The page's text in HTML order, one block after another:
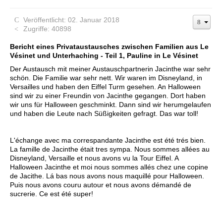
Veröffentlicht: 02. Januar 2018
Zugriffe: 40898
Bericht eines Privataustausches zwischen Familien aus Le
Vésinet und Unterhaching - Teil 1, Pauline in Le Vésinet
Der Austausch mit meiner Austauschpartnerin Jacinthe war sehr
schön. Die Familie war sehr nett. Wir waren im Disneyland, in
Versailles und haben den Eiffel Turm gesehen. An Halloween
sind wir zu einer Freundin von Jacinthe gegangen. Dort haben
wir uns für Halloween geschminkt. Dann sind wir herumgelaufen
und haben die Leute nach Süßigkeiten gefragt. Das war toll!
L'échange avec ma correspandante Jacinthe est été trés bien.
La famille de Jacinthe était tres sympa. Nous sommes allées au
Disneyland, Versaille et nous avons vu la Tour Eiffel. A
Halloween Jacinthe et moi nous sommes allés chez une copine
de Jacithe. Lá bas nous avons nous maquillé pour Halloween.
Puis nous avons couru autour et nous avons démandé de
sucrerie. Ce est été super!